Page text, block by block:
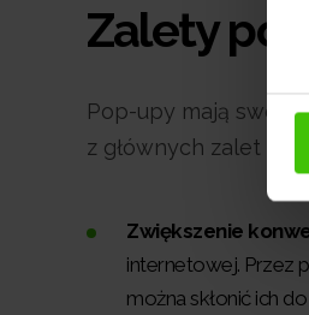
Zalety
Pop-upy mają swoje
z głównych zalet
Zwiększenie
internetowej. Przez
można skłonić ich